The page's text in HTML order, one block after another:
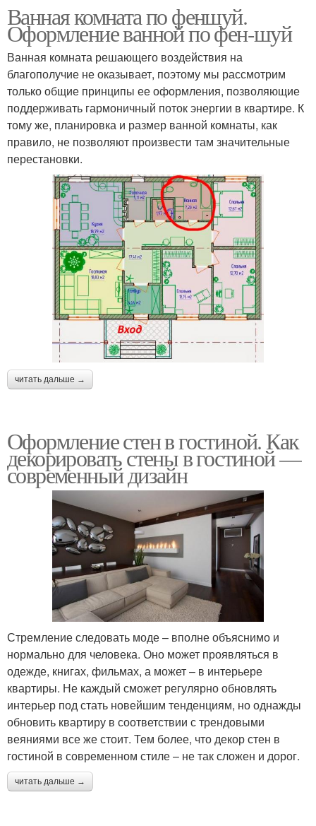
Ванная комната по феншуй.
Оформление ванной по фен-шуй
Ванная комната решающего воздействия на
благополучие не оказывает, поэтому мы рассмотрим
только общие принципы ее оформления, позволяющие
поддерживать гармоничный поток энергии в квартире. К
тому же, планировка и размер ванной комнаты, как
правило, не позволяют произвести там значительные
перестановки.
читать дальше →
Оформление стен в гостиной. Как
декорировать стены в гостиной —
современный дизайн
Стремление следовать моде – вполне объяснимо и
нормально для человека. Оно может проявляться в
одежде, книгах, фильмах, а может – в интерьере
квартиры. Не каждый сможет регулярно обновлять
интерьер под стать новейшим тенденциям, но однажды
обновить квартиру в соответствии с трендовыми
веяниями все же стоит. Тем более, что декор стен в
гостиной в современном стиле – не так сложен и дорог.
читать дальше →